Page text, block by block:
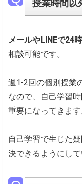
授業時間以
メールやLINEで24
相談可能です。
週1-2回の個別授業
なので、自己学習
重要になってきます
自己学習で生じた
決できるようにして